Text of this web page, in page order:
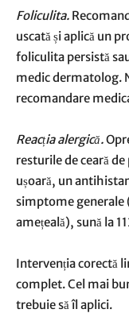
Foliculita.
uscată și aplică un
foliculita persistă
medic dermatolog.
recomandare
Reacția alergică.
resturile de ceară de
ușoară, un
simptome generale
amețeală), sună la
Intervenția corectă
complet. Cel mai
trebuie să îl aplici.